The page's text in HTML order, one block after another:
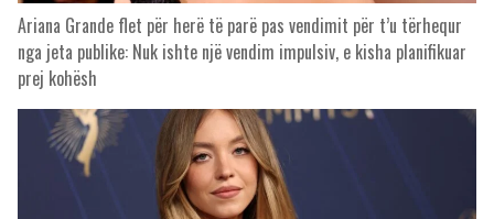
Ariana Grande flet për herë të parë pas vendimit për t’u tërhequr
nga jeta publike: Nuk ishte një vendim impulsiv, e kisha planifikuar
prej kohësh